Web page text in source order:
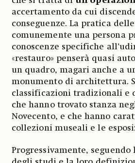
accertamento da cui
conseguenze. La pratica
comunemente una persona
conoscenze specifiche
«restauro» penserà quasi
un quadro, magari anche a
monumento di architettura.
classificazioni tradizionali e
che hanno trovato stanza
Novecento, e che hanno
collezioni museali e le
Progressivamente, seguendo